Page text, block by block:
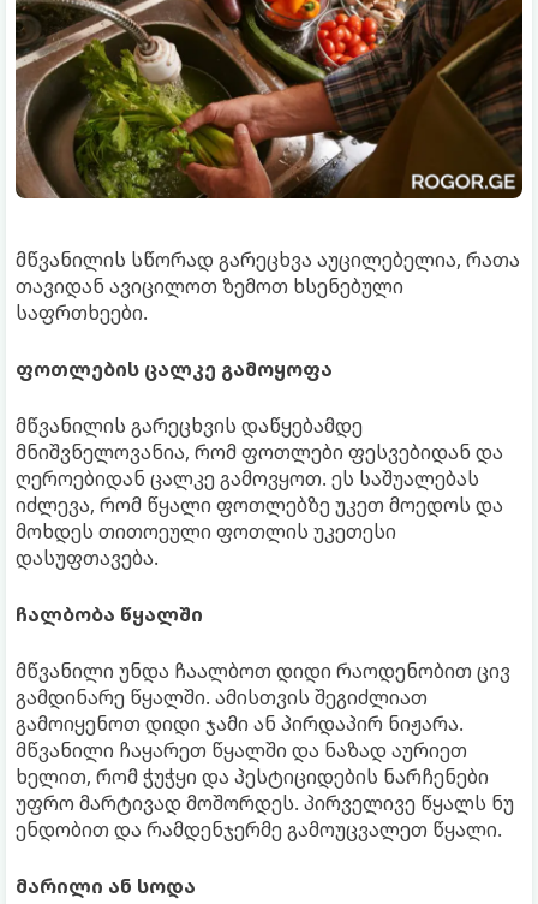
მწვანილის სწორად გარეცხვა აუცილებელია, რათა
თავიდან ავიცილოთ ზემოთ ხსენებული
საფრთხეები.
ფოთლების ცალკე გამოყოფა
მწვანილის გარეცხვის დაწყებამდე
მნიშვნელოვანია, რომ ფოთლები ფესვებიდან და
ღეროებიდან ცალკე გამოვყოთ. ეს საშუალებას
იძლევა, რომ წყალი ფოთლებზე უკეთ მოედოს და
მოხდეს თითოეული ფოთლის უკეთესი
დასუფთავება.
ჩალბობა წყალში
მწვანილი უნდა ჩაალბოთ დიდი რაოდენობით ცივ
გამდინარე წყალში. ამისთვის შეგიძლიათ
გამოიყენოთ დიდი ჯამი ან პირდაპირ ნიჟარა.
მწვანილი ჩაყარეთ წყალში და ნაზად აურიეთ
ხელით, რომ ჭუჭყი და პესტიციდების ნარჩენები
უფრო მარტივად მოშორდეს. პირველივე წყალს ნუ
ენდობით და რამდენჯერმე გამოუცვალეთ წყალი.
მარილი ან სოდა